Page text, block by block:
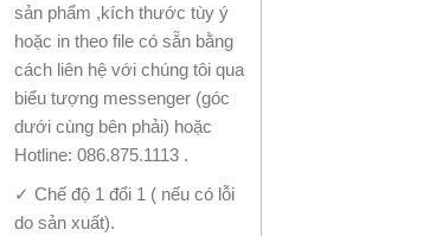
sản phẩm ,kích thước tùy ý
hoặc in theo file có sẵn bằng
cách liên hệ với chúng tôi qua
biểu tượng messenger (góc
dưới cùng bên phải) hoặc
Hotline: 086.875.1113 .
✓ Chế độ 1 đổi 1 ( nếu có lỗi
do sản xuất).